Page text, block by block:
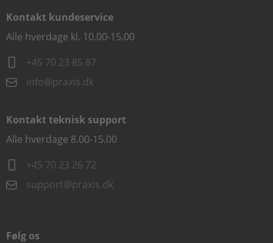
Kontakt kundeservice
Alle hverdage kl. 10.00-15.00
+45 70 23 85 87
info@praxis.dk
Kontakt teknisk support
Alle hverdage 8.00-15.00
+45 70 23 26 72
support@praxis.dk
Følg os